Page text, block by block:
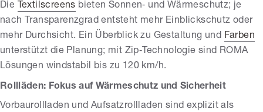
Die Textilscreens bieten Sonnen‑ und Wärmeschutz; je
nach Transparenzgrad entsteht mehr Einblickschutz oder
mehr Durchsicht. Ein Überblick zu Gestaltung und Farben
unterstützt die Planung; mit Zip‑Technologie sind ROMA
Lösungen windstabil bis zu 120 km/h.
Rollläden: Fokus auf Wärmeschutz und Sicherheit
Vorbaurollladen und Aufsatzrollladen sind explizit als